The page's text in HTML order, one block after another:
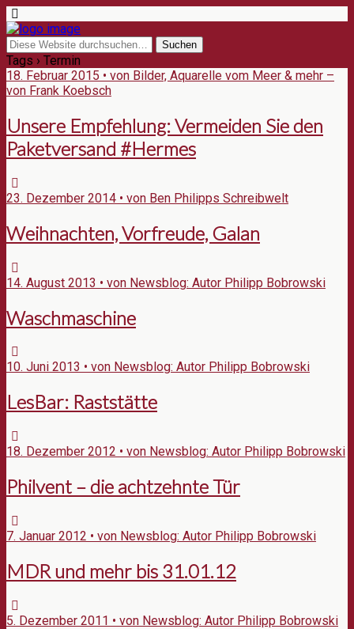
Tags › Termin
18. Februar 2015 • von Bilder, Aquarelle vom Meer & mehr –
von Frank Koebsch
Unsere Empfehlung: Vermeiden Sie den
Paketversand #Hermes
23. Dezember 2014 • von Ben Philipps Schreibwelt
Weihnachten, Vorfreude, Galan
14. August 2013 • von Newsblog: Autor Philipp Bobrowski
Waschmaschine
10. Juni 2013 • von Newsblog: Autor Philipp Bobrowski
LesBar: Raststätte
18. Dezember 2012 • von Newsblog: Autor Philipp Bobrowski
Philvent – die achtzehnte Tür
7. Januar 2012 • von Newsblog: Autor Philipp Bobrowski
MDR und mehr bis 31.01.12
5. Dezember 2011 • von Newsblog: Autor Philipp Bobrowski